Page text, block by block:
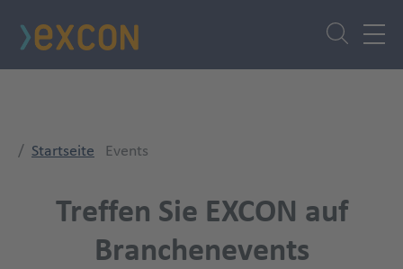
Startseite Events
Treffen Sie EXCON auf
Branchenevents